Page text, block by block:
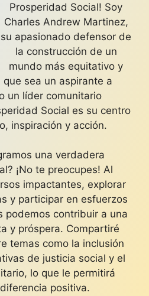
Prosperidad Social! Soy
Charles Andrew Martinez,
su apasionado defensor de
la construcción de un
mundo más equitativo y
que sea un aspirante a
un líder comunitario
Social es su centro
inspiración y acción.
una verdadera
¡No te preocupes! Al
impactantes, explorar
y participar en esfuerzos
podemos contribuir a una
y próspera. Compartiré
temas como la inclusión
de justicia social y el
lo que le permitirá
positiva.